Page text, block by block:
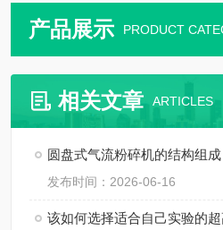
产品展示 PRODUCT
相关文章 ARTICLES
圆盘式气流粉碎机的结构组成
发布时间：2026-06-16
该如何选择适合自己实验的超